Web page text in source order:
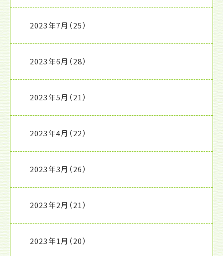
2023年7月 （25）
2023年6月 （28）
2023年5月 （21）
2023年4月 （22）
2023年3月 （26）
2023年2月 （21）
2023年1月 （20）